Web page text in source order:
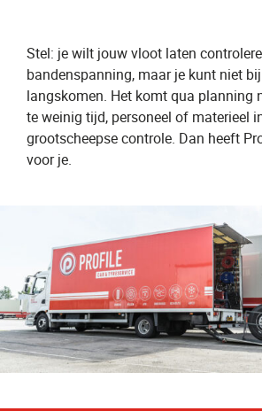
Stel: je wilt jouw vloot laten
bandenspanning, maar je kunt niet
langskomen. Het komt qua planning
te weinig tijd, personeel of materieel
grootscheepse controle. Dan heeft
voor je.